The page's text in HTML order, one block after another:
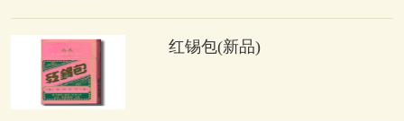
红锡包(新品)